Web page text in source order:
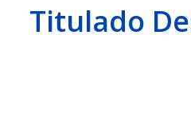
Titulado